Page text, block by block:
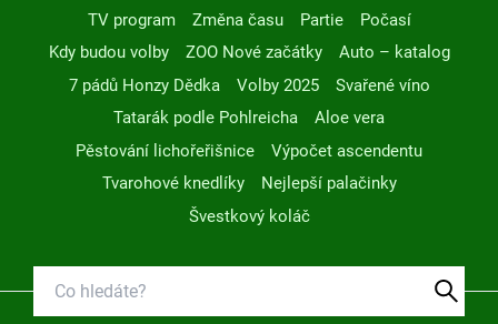
TV program
Změna času Partie
Počasí
Kdy budou volby
ZOO Nové začátky
Auto – katalog
7 pádů Honzy Dědka
Volby 2025
Svařené víno
Tatarák podle Pohlreicha
Aloe vera
Pěstování lichořeřišnice
Výpočet ascendentu
Tvarohové knedlíky
Nejlepší palačinky
Švestkový koláč